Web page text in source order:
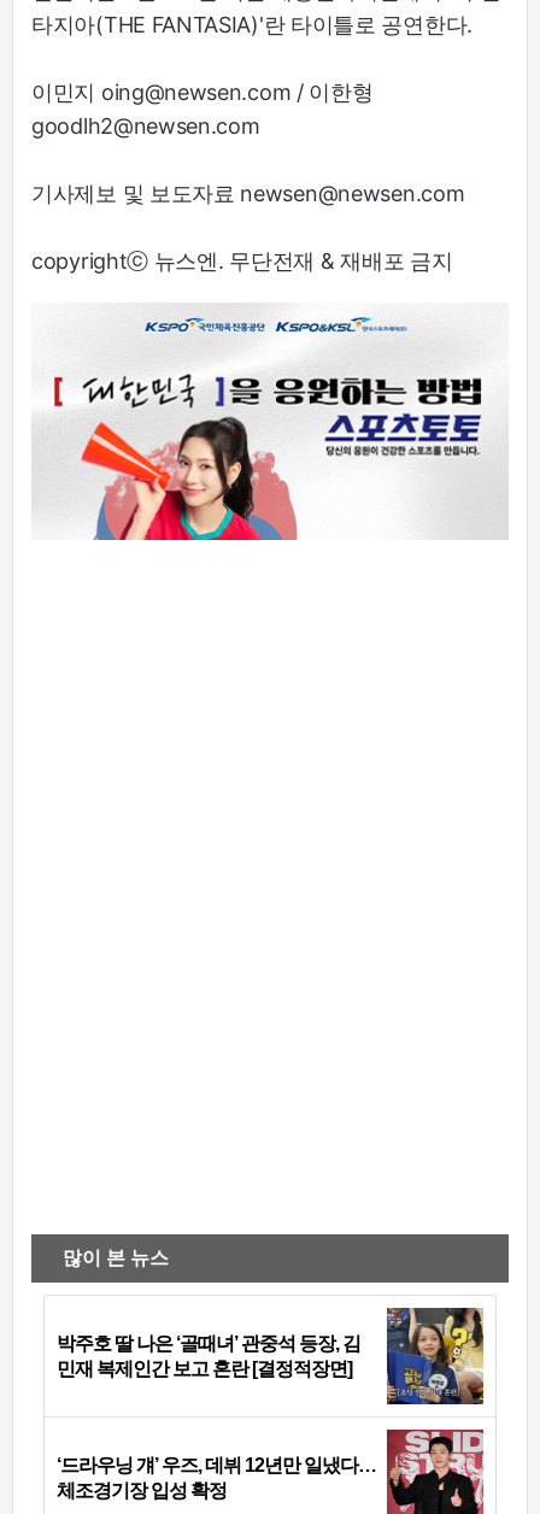
타지아(THE FANTASIA)'란 타이틀로 공연한다.
이민지 oing@newsen.com / 이한형
goodlh2@newsen.com
기사제보 및 보도자료 newsen@newsen.com
copyrightⓒ 뉴스엔. 무단전재 & 재배포 금지
많이 본 뉴스
박주호 딸 나은 ‘골때녀’ 관중석 등장, 김
민재 복제인간 보고 혼란 [결정적장면]
‘드라우닝 걔’ 우즈, 데뷔 12년만 일냈다…
체조경기장 입성 확정